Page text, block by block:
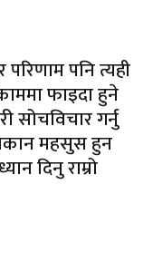
पनि त्यही
फाइदा हुने
सोचविचार गर्नु
महसुस हुन
दिनु राम्रो